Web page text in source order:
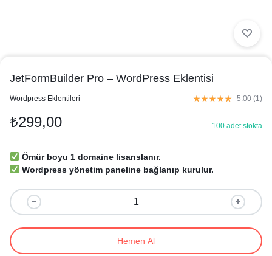
JetFormBuilder Pro – WordPress Eklentisi
Wordpress Eklentileri 5.00 (1)
₺299,00 100 adet stokta
Ömür boyu 1 domaine lisanslanır.
Wordpress yönetim paneline bağlanıp kurulur.
Hemen Al